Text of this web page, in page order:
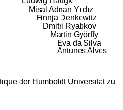
Misal Adnan Yıldız
Finnja Denkewitz
Dmitri Ryabkov
Martin Györffy
Eva da Silva
Antunes Alves
der Humboldt Universität zu